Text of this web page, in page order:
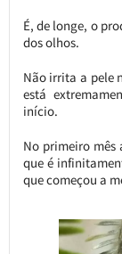
É, de longe, o
dos olhos.
Não irrita a pele
está
início.
No primeiro
que é
que começou a